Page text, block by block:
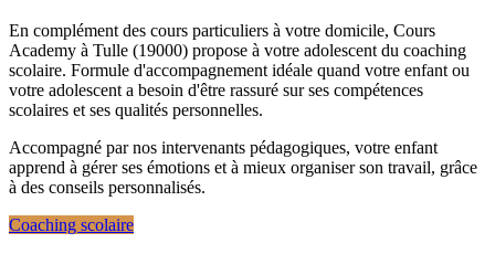
En complément des cours particuliers à votre domicile, Cours
Academy à Tulle (19000) propose à votre adolescent du coaching
scolaire. Formule d'accompagnement idéale quand votre enfant ou
votre adolescent a besoin d'être rassuré sur ses compétences
scolaires et ses qualités personnelles.
Accompagné par nos intervenants pédagogiques, votre enfant
apprend à gérer ses émotions et à mieux organiser son travail, grâce
à des conseils personnalisés.
Coaching scolaire